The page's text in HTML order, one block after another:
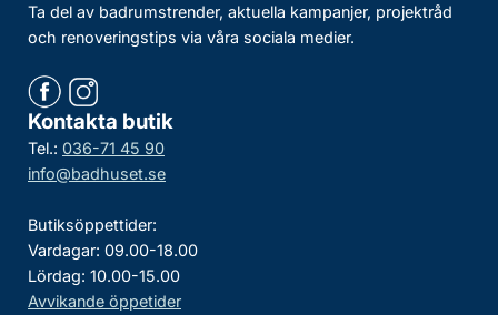
Ta del av badrumstrender, aktuella kampanjer, projektråd
och renoveringstips via våra sociala medier.
Kontakta butik
Tel.: 036-71 45 90
info@badhuset.se
Butiksöppettider:
Vardagar: 09.00-18.00
Lördag: 10.00-15.00
Avvikande öppetider